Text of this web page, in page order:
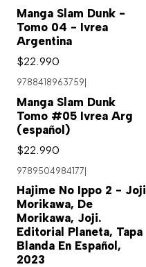
Manga Slam Dunk -
Tomo 04 - Ivrea
Argentina
$22.990
9788418963759
Manga Slam Dunk
Tomo #05 Ivrea Arg
(español)
$22.990
9789504984177
Hajime No Ippo 2 - Joji
Morikawa, De
Morikawa, Joji.
Editorial Planeta, Tapa
Blanda En Español,
2023